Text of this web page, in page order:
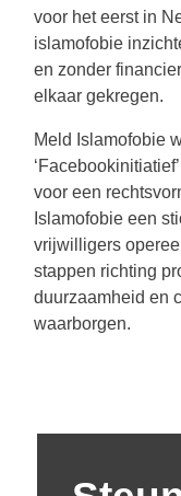
voor het eerst in
islamofobie
en zonder
elkaar gekregen.
Meld Islamofobie
voor een
Islamofobie een
vrijwilligers
stappen richting
duurzaamheid en
waarborgen.